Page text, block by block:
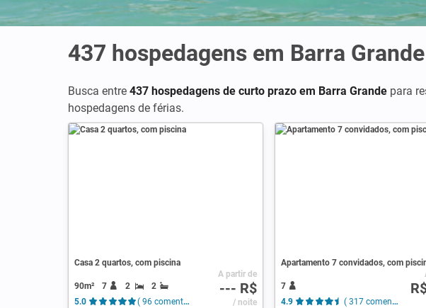
437 hospedagens em Barra Grande
Busca entre 437 hospedagens de curto prazo em Barra Grande para
hospedagens de férias.
Casa 2 quartos, com piscina
90m² 7 2
2
5.0
( 96 comentários )
A partir de
--- R$
/ noite
Apartamento 7 convidados, com
7
4.9
( 317 comentários )